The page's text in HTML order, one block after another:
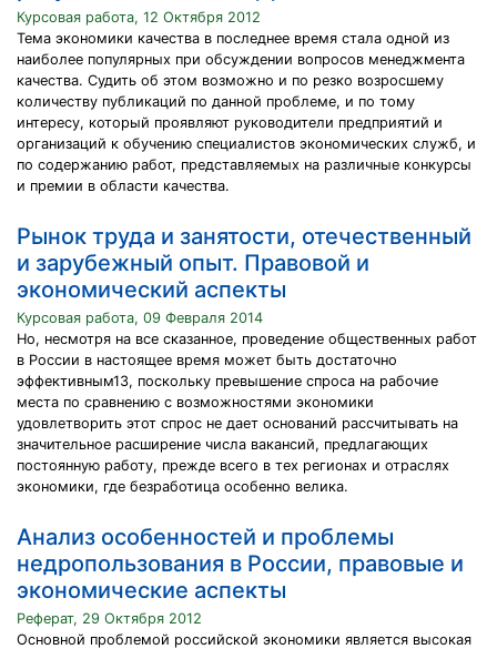
Курсовая работа, 12 Октября 2012
Тема экономики качества в последнее время стала одной из
наиболее популярных при обсуждении вопросов менеджмента
качества. Судить об этом возможно и по резко возросшему
количеству публикаций по данной проблеме, и по тому
интересу, который проявляют руководители предприятий и
организаций к обучению специалистов экономических служб, и
по содержанию работ, представляемых на различные конкурсы
и премии в области качества.
Рынок труда и занятости, отечественный
и зарубежный опыт. Правовой и
экономический аспекты
Курсовая работа, 09 Февраля 2014
Но, несмотря на все сказанное, проведение общественных работ
в России в настоящее время может быть достаточно
эффективным13, поскольку превышение спроса на рабочие
места по сравнению с возможностями экономики
удовлетворить этот спрос не дает оснований рассчитывать на
значительное расширение числа вакансий, предлагающих
постоянную работу, прежде всего в тех регионах и отраслях
экономики, где безработица особенно велика.
Анализ особенностей и проблемы
недропользования в России, правовые и
экономические аспекты
Реферат, 29 Октября 2012
Основной проблемой российской экономики является высокая